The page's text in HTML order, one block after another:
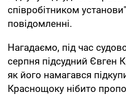
співробітником
повідомленні.
Нагадаємо, під час
серпня підсудний Євген
як його намагався
Краснощоку нібито